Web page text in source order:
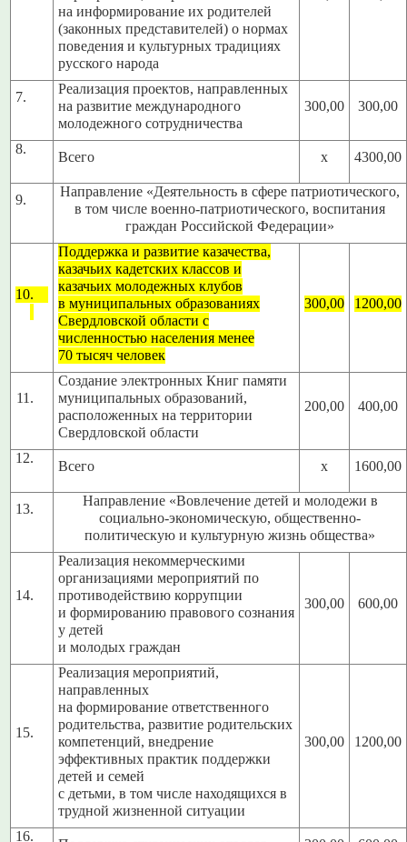
на информирование их родителей
(законных представителей) о нормах
поведения и культурных традициях
русского народа
7.
Реализация проектов, направленных
на развитие международного
молодежного сотрудничества
300,00 300,00
8. Всего х 4300,00
9.
Направление «Деятельность в сфере патриотического,
в том числе военно-патриотического, воспитания
граждан Российской Федерации»
10.
Поддержка и развитие казачества,
казачьих кадетских классов и
казачьих молодежных клубов
в муниципальных образованиях
Свердловской области с
численностью населения менее
70 тысяч человек
300,00 1200,00
11.
Создание электронных Книг памяти
муниципальных образований,
расположенных на территории
Свердловской области
200,00 400,00
12. Всего х 1600,00
13.
Направление «Вовлечение детей и молодежи в
социально-экономическую, общественно-
политическую и культурную жизнь общества»
14.
Реализация некоммерческими
организациями мероприятий по
противодействию коррупции
и формированию правового сознания
у детей
и молодых граждан
300,00 600,00
15.
Реализация мероприятий,
направленных
на формирование ответственного
родительства, развитие родительских
компетенций, внедрение
эффективных практик поддержки
детей и семей
с детьми, в том числе находящихся в
трудной жизненной ситуации
300,00 1200,00
16.